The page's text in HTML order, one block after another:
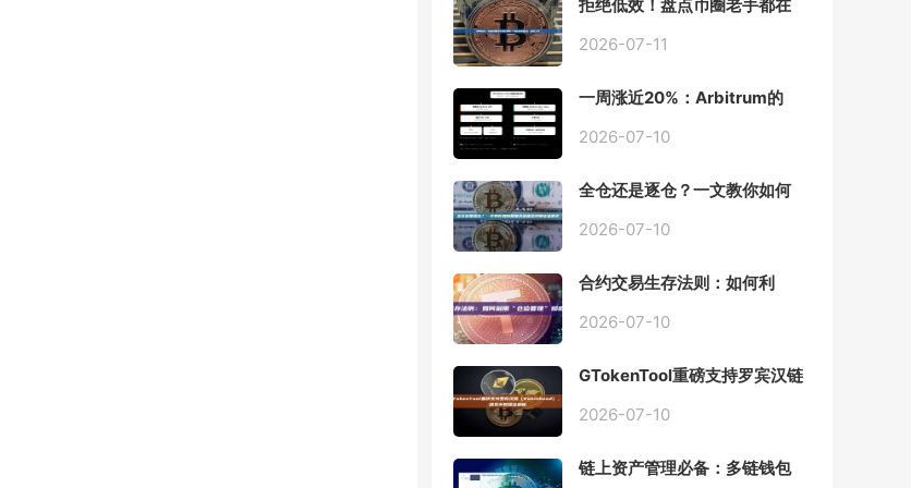
拒绝低效！盘点币圈老手都在
具
2026-07-11
一周涨近20%：Arbitrum的
Chain一夜盘活
2026-07-10
全仓还是逐仓？一文教你如何
2026-07-10
合约交易生存法则：如何利
2026-07-10
GTokenTool重磅支持罗宾汉链
程全解析
2026-07-10
链上资产管理必备：多链钱包